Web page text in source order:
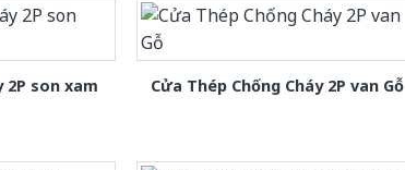
2P son xam Cửa Thép Chống Cháy 2P van Gỗ